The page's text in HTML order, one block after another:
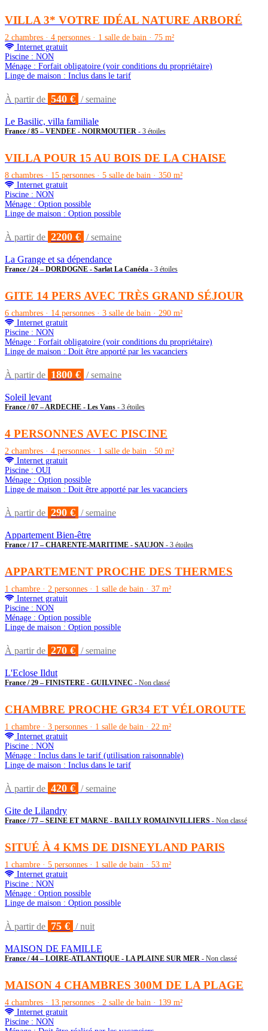
VILLA 3* VOTRE IDÉAL NATURE ARBORÉ
2 chambres · 4 personnes · 1 salle de bain · 75 m²
Internet gratuit
Piscine : NON
Ménage : Forfait obligatoire (voir conditions du propriétaire)
Linge de maison : Inclus dans le tarif
À partir de 540 € / semaine
Le Basilic, villa familiale
France / 85 – VENDEE - NOIRMOUTIER - 3 étoiles
VILLA POUR 15 AU BOIS DE LA CHAISE
8 chambres · 15 personnes · 5 salle de bain · 350 m²
Internet gratuit
Piscine : NON
Ménage : Option possible
Linge de maison : Option possible
À partir de 2200 € / semaine
La Grange et sa dépendance
France / 24 – DORDOGNE - Sarlat La Canéda - 3 étoiles
GITE 14 PERS AVEC TRÈS GRAND SÉJOUR
6 chambres · 14 personnes · 3 salle de bain · 290 m²
Internet gratuit
Piscine : NON
Ménage : Forfait obligatoire (voir conditions du propriétaire)
Linge de maison : Doit être apporté par les vacanciers
À partir de 1800 € / semaine
Soleil levant
France / 07 – ARDECHE - Les Vans - 3 étoiles
4 PERSONNES AVEC PISCINE
2 chambres · 4 personnes · 1 salle de bain · 50 m²
Internet gratuit
Piscine : OUI
Ménage : Option possible
Linge de maison : Doit être apporté par les vacanciers
À partir de 290 € / semaine
Appartement Bien-être
France / 17 – CHARENTE-MARITIME - SAUJON - 3 étoiles
APPARTEMENT PROCHE DES THERMES
1 chambre · 2 personnes · 1 salle de bain · 37 m²
Internet gratuit
Piscine : NON
Ménage : Option possible
Linge de maison : Option possible
À partir de 270 € / semaine
L'Eclose Ildut
France / 29 – FINISTERE - GUILVINEC - Non classé
CHAMBRE PROCHE GR34 ET VÉLOROUTE
1 chambre · 3 personnes · 1 salle de bain · 22 m²
Internet gratuit
Piscine : NON
Ménage : Inclus dans le tarif (utilisation raisonnable)
Linge de maison : Inclus dans le tarif
À partir de 420 € / semaine
Gite de Lilandry
France / 77 – SEINE ET MARNE - BAILLY ROMAINVILLIERS - Non classé
SITUÉ À 4 KMS DE DISNEYLAND PARIS
1 chambre · 5 personnes · 1 salle de bain · 53 m²
Internet gratuit
Piscine : NON
Ménage : Option possible
Linge de maison : Option possible
À partir de 75 € / nuit
MAISON DE FAMILLE
France / 44 – LOIRE-ATLANTIQUE - LA PLAINE SUR MER - Non classé
MAISON 4 CHAMBRES 300M DE LA PLAGE
4 chambres · 13 personnes · 2 salle de bain · 139 m²
Internet gratuit
Piscine : NON